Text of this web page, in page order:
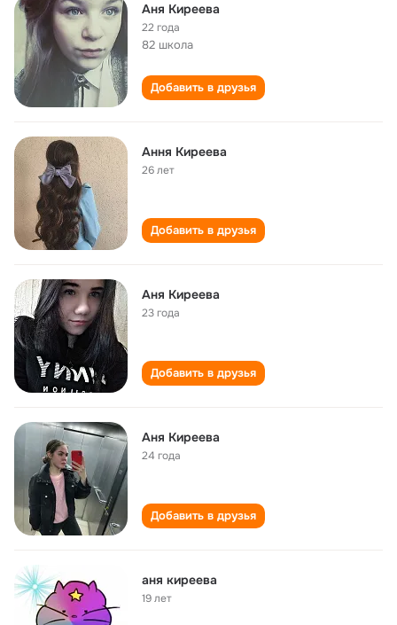
Аня Киреева
22 года
82 школа
Добавить в друзья
Ання Киреева
26 лет
Добавить в друзья
Аня Киреева
23 года
Добавить в друзья
Аня Киреева
24 года
Добавить в друзья
аня киреева
19 лет